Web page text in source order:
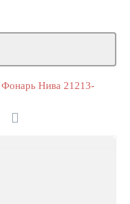
Фонарь Нива 21213-